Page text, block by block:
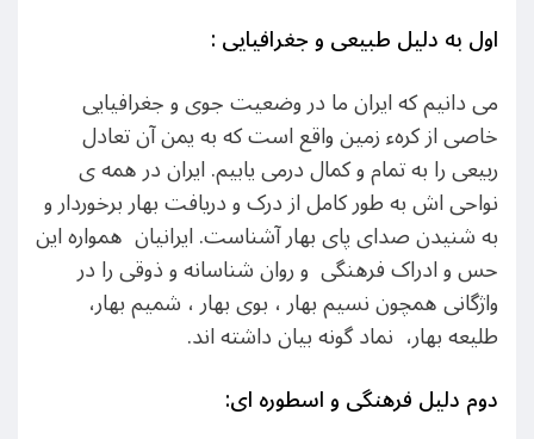
اول به دلیل طبیعی و جغرافیایی:
می دانیم که ایران ما در وضعیت جوی و جغرافیایی
خاصی از کرهء زمین واقع است که به یمن آن تعادل
ربیعی را به تمام و کمال درمی یابیم. ایران در همه ی
نواحی اش به طور کامل از درک و دریافت بهار برخوردار و
به شنیدن صدای پای بهار آشناست. ایرانیان همواره این
حس و ادراک فرهنگی و روان شناسانه و ذوقی را در
واژگانی همچون نسیم بهار ، بوی بهار ، شمیم بهار،
طلیعه بهار، نماد گونه بیان داشته اند.
دوم دلیل فرهنگی و اسطوره ای: